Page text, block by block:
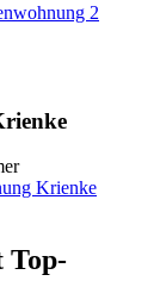
2
Krienke
Top-